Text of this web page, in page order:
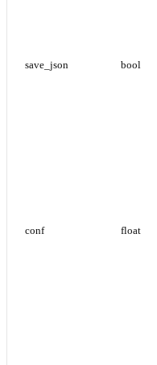
save_json bool
conf float